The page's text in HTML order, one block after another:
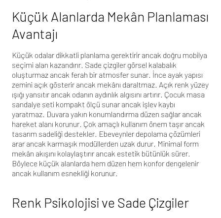
Küçük Alanlarda Mekân Planlaması
Avantajı
Küçük odalar dikkatli planlama gerektirir ancak doğru mobilya
seçimi alan kazandırır. Sade çizgiler görsel kalabalık
oluşturmaz ancak ferah bir atmosfer sunar. İnce ayak yapısı
zemini açık gösterir ancak mekânı daraltmaz. Açık renk yüzey
ışığı yansıtır ancak odanın aydınlık algısını artırır. Çocuk masa
sandalye seti kompakt ölçü sunar ancak işlev kaybı
yaratmaz. Duvara yakın konumlandırma düzen sağlar ancak
hareket alanı korunur. Çok amaçlı kullanım önem taşır ancak
tasarım sadeliği destekler. Ebeveynler depolama çözümleri
arar ancak karmaşık modüllerden uzak durur. Minimal form
mekân akışını kolaylaştırır ancak estetik bütünlük sürer.
Böylece küçük alanlarda hem düzen hem konfor dengelenir
ancak kullanım esnekliği korunur.
Renk Psikolojisi ve Sade Çizgiler